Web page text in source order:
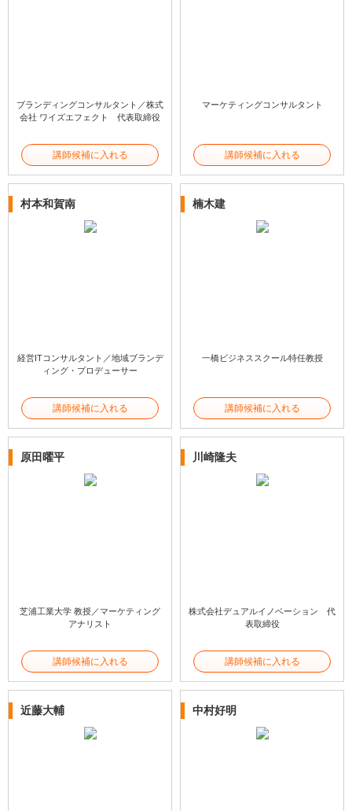
ブランディングコンサルタント／株式
会社 ワイズエフェクト 代表取締役
講師候補に入れる
マーケティングコンサルタント
講師候補に入れる
村本和賀南
経営ITコンサルタント／地域ブランデ
ィング・プロデューサー
講師候補に入れる
楠木建
一橋ビジネススクール特任教授
講師候補に入れる
原田曜平
芝浦工業大学 教授／マーケティング
アナリスト
講師候補に入れる
川崎隆夫
株式会社デュアルイノベーション 代
表取締役
講師候補に入れる
近藤大輔 中村好明